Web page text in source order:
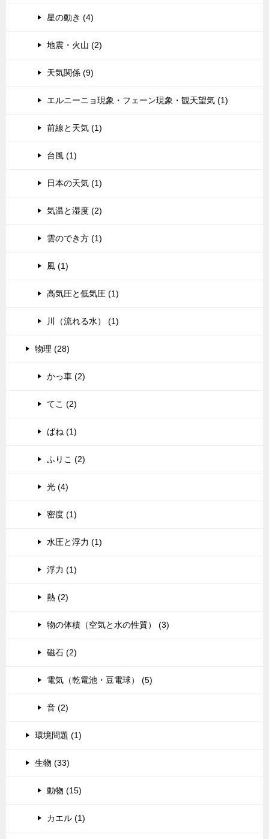
星の動き (4)
地震・火山 (2)
天気関係 (9)
エルニーニョ現象・フェーン現象・観天望気 (1)
前線と天気 (1)
台風 (1)
日本の天気 (1)
気温と湿度 (2)
雲のでき方 (1)
風 (1)
高気圧と低気圧 (1)
川（流れる水） (1)
物理 (28)
かっ車 (2)
てこ (2)
ばね (1)
ふりこ (2)
光 (4)
密度 (1)
水圧と浮力 (1)
浮力 (1)
熱 (2)
物の体積（空気と水の性質） (3)
磁石 (2)
電気（乾電池・豆電球） (5)
音 (2)
環境問題 (1)
生物 (33)
動物 (15)
カエル (1)